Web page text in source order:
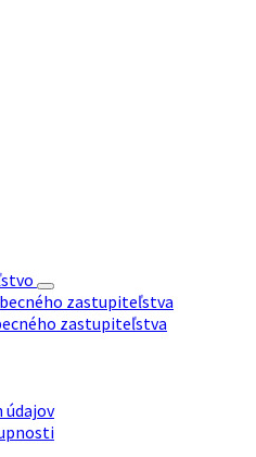
zastupiteľstva
zastupiteľstva
údajov